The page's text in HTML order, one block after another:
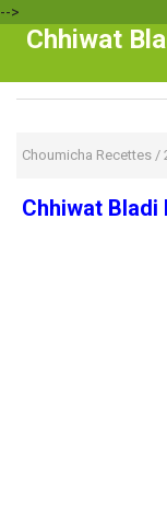
-->
Chhiwat
Choumicha Recettes /
Chhiwat Bladi